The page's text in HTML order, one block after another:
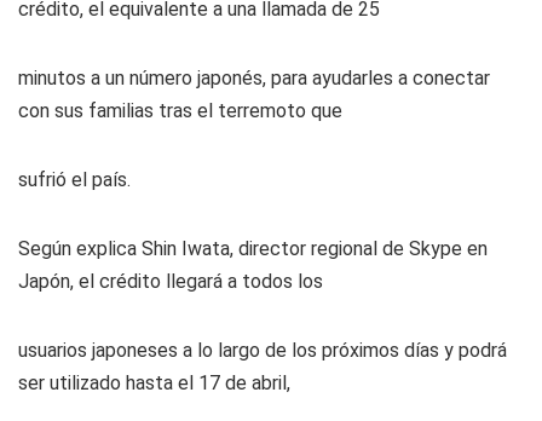
crédito, el equivalente a una llamada de 25
minutos a un número japonés, para ayudarles a conectar
con sus familias tras el terremoto que
sufrió el país.
Según explica Shin Iwata, director regional de Skype en
Japón, el crédito llegará a todos los
usuarios japoneses a lo largo de los próximos días y podrá
ser utilizado hasta el 17 de abril,